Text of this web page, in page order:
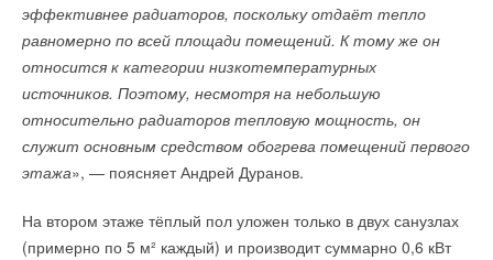
эффективнее радиаторов, поскольку отдаёт тепло
равномерно по всей площади помещений. К тому же он
относится к категории низкотемпературных
источников. Поэтому, несмотря на небольшую
относительно радиаторов тепловую мощность, он
служит основным средством обогрева помещений первого
этажа», — поясняет Андрей Дуранов.
На втором этаже тёплый пол уложен только в двух санузлах
(примерно по 5 м² каждый) и производит суммарно 0,6 кВт